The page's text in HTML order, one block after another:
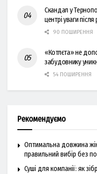
Скандал у
центрі уваги
90 ПОШИРЕННЯ
«Котлєта» не
забудовнику
54 ПОШИРЕННЯ
Рекомендуємо
Оптимальна довжина
правильний вибір без
Суші для компанії: як